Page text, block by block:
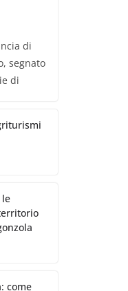
di
segnato
di
le
come